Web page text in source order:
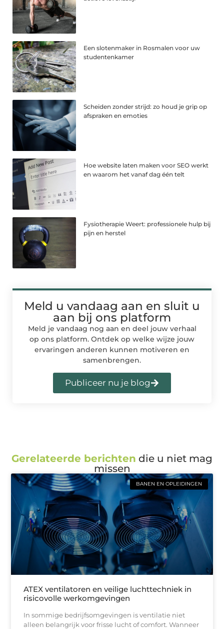
Een slotenmaker in Rosmalen voor uw
studentenkamer
Scheiden zonder strijd: zo houd je grip op
afspraken en emoties
Hoe website laten maken voor SEO werkt
en waarom het vanaf dag één telt
Fysiotherapie Weert: professionele hulp bij
pijn en herstel
Meld u vandaag aan en sluit u
aan bij ons platform
Meld je vandaag nog aan en deel jouw verhaal
op ons platform. Ontdek op welke wijze jouw
ervaringen anderen kunnen motiveren en
samenbrengen.
Publiceer nu je blog
Gerelateerde berichten die u niet mag
missen
BANEN EN OPLEIDINGEN
ATEX ventilatoren en veilige luchttechniek in
risicovolle werkomgevingen
In sommige bedrijfsomgevingen is ventilatie niet
alleen belangrijk voor frisse lucht of comfort. Wanneer